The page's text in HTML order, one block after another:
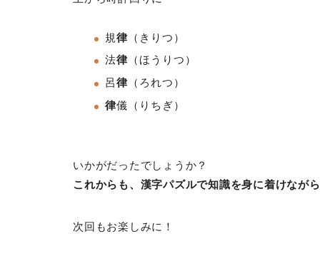
規律 （きりつ）
法律 （ほうりつ）
呂律 （ろれつ）
律儀 （りちぎ）
いかがだったでしょうか？
これからも、漢字パズルで知識を身に着けなが
次回もお楽しみに！